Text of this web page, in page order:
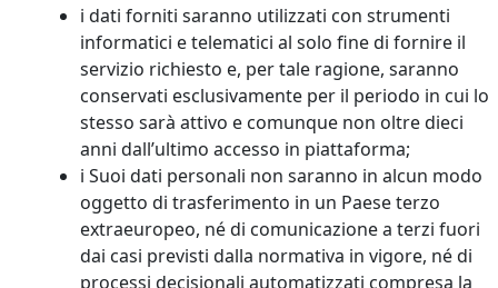
i dati forniti saranno utilizzati con strumenti
informatici e telematici al solo fine di fornire il
servizio richiesto e, per tale ragione, saranno
conservati esclusivamente per il periodo in cui lo
stesso sarà attivo e comunque non oltre dieci
anni dall’ultimo accesso in piattaforma;
i Suoi dati personali non saranno in alcun modo
oggetto di trasferimento in un Paese terzo
extraeuropeo, né di comunicazione a terzi fuori
dai casi previsti dalla normativa in vigore, né di
processi decisionali automatizzati compresa la